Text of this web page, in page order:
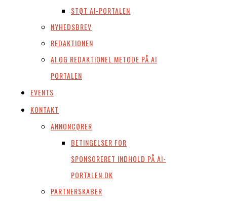
STØT AI-PORTALEN
NYHEDSBREV
REDAKTIONEN
AI OG REDAKTIONEL METODE PÅ AI
PORTALEN
EVENTS
KONTAKT
ANNONCØRER
BETINGELSER FOR
SPONSORERET INDHOLD PÅ AI-
PORTALEN.DK
PARTNERSKABER